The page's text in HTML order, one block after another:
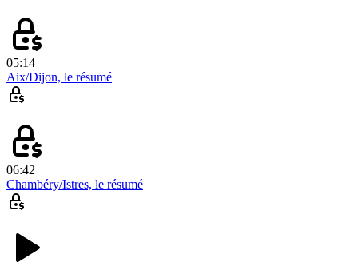
05:14
Aix/Dijon, le résumé
06:42
Chambéry/Istres, le résumé